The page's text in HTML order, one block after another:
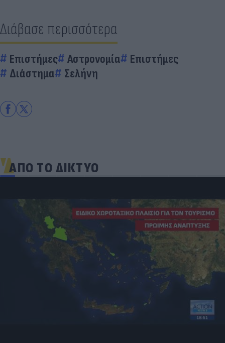
Διάβασε περισσότερα
Επιστήμες Αστρονομία
Επιστήμες
Διάστημα
Σελήνη
ΑΠΟ ΤΟ ΔΙΚΤΥΟ